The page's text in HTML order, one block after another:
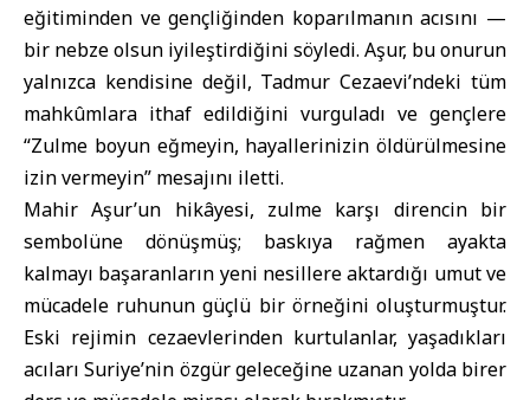
eğitiminden ve gençliğinden koparılmanın acısını —
bir nebze olsun iyileştirdiğini söyledi. Aşur, bu onurun
yalnızca kendisine değil, Tadmur Cezaevi’ndeki tüm
mahkûmlara ithaf edildiğini vurguladı ve gençlere
“Zulme boyun eğmeyin, hayallerinizin öldürülmesine
izin vermeyin” mesajını iletti.
Mahir Aşur’un hikâyesi, zulme karşı direncin bir
sembolüne dönüşmüş; baskıya rağmen ayakta
kalmayı başaranların yeni nesillere aktardığı umut ve
mücadele ruhunun güçlü bir örneğini oluşturmuştur.
Eski rejimin cezaevlerinden kurtulanlar, yaşadıkları
acıları Suriye’nin özgür geleceğine uzanan yolda birer